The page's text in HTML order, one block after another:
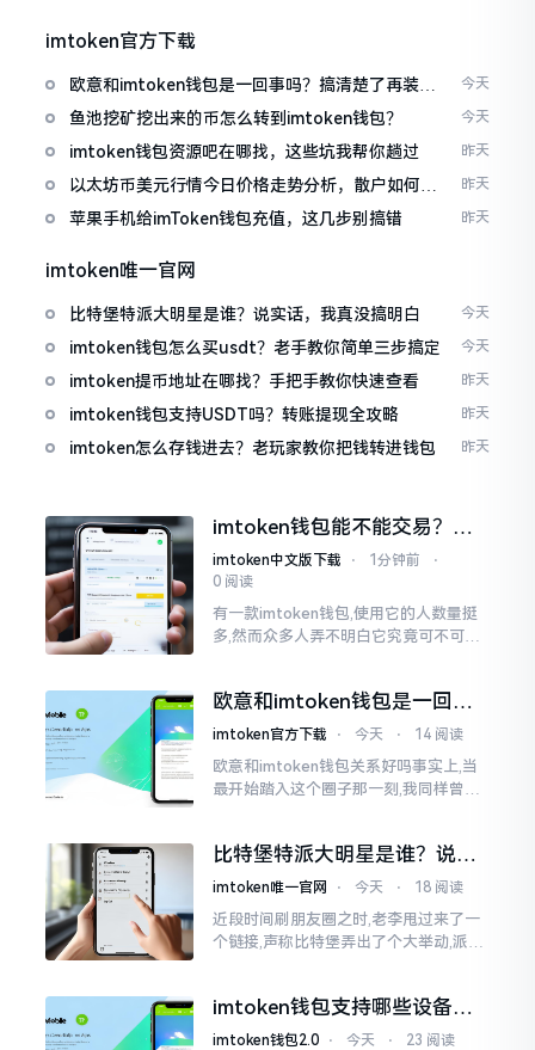
imtoken官方下载
欧意和imtoken钱包是一回事吗？搞清楚了再装钱
包
今天
鱼池挖矿挖出来的币怎么转到imtoken钱包？ 今天
imtoken钱包资源吧在哪找，这些坑我帮你趟过 昨天
以太坊币美元行情今日价格走势分析，散户如何避
免追涨杀跌被套牢
昨天
苹果手机给imToken钱包充值，这几步别搞错 昨天
imtoken唯一官网
比特堡特派大明星是谁？说实话，我真没搞明白 今天
imtoken钱包怎么买usdt？老手教你简单三步搞定 今天
imtoken提币地址在哪找？手把手教你快速查看 昨天
imtoken钱包支持USDT吗？转账提现全攻略 昨天
imtoken怎么存钱进去？老玩家教你把钱转进钱包 昨天
imtoken钱包能不能交易？一
文说清楚
imtoken中文版下载 ⋅ 1分钟前
⋅
0 阅读
有一款imtoken钱包,使用它的人数量挺
多,然而众多人弄不明白它究竟可不可以
存钱罐与菜市场那般
欧意和imtoken钱包是一回事
吗？搞清楚了再装钱包
imtoken官方下载 ⋅ 今天 ⋅ 14 阅读
欧意和imtoken钱包关系好吗事实上,当
最开始踏入这个圈子那一刻,我同样曾因
推移才逐渐明晰
比特堡特派大明星是谁？说实
话，我真没搞明白
imtoken唯一官网 ⋅ 今天 ⋅ 18 阅读
近段时间刷朋友圈之时,老李甩过来了一
个链接,声称比特堡弄出了个大举动,派遣
磅”、“首发”、“独家”
imtoken钱包支持哪些设备？
手机电脑都能用
imtoken钱包2.0 ⋅ 今天 ⋅ 23 阅读